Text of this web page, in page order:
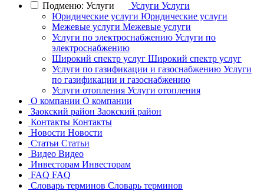
Подменю: Услуги
Услуги Услуги
Юридические услуги Юридические услуги
Межевые услуги Межевые услуги
Услуги по электроснабжению Услуги по
электроснабжению
Широкий спектр услуг Широкий спектр услуг
Услуги по газификации и газоснабжению Услуги
по газификации и газоснабжению
Услуги отопления Услуги отопления
О компании О компании
Заокский район Заокский район
Контакты Контакты
Новости Новости
Статьи Статьи
Видео Видео
Инвесторам Инвесторам
FAQ FAQ
Словарь терминов Словарь терминов